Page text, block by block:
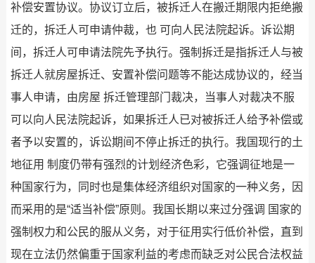
补偿安置协议。协议订立后，被拆迁人在搬迁期限内拒绝搬
迁的，拆迁人可申请仲裁，也 可向人民法院起诉。诉讼期
间，拆迁人可申请法院先予执行。强制拆迁是指拆迁人与被
拆迁人就房屋拆迁、安置补偿问题等不能达成协议的，经当
事人申请，由房屋 拆迁管理部门裁决，当事人对裁决不服
可以向人民法院起诉，如果拆迁人已对被拆迁人给予补偿或
者予以安置的，诉讼期间不停止拆迁的执行。我国现行的土
地征用 制度仍带有强烈的计划经济色彩，它强调征地是一
种国家行为，同时也是集体经济组织对国家的一种义务，因
而采用的是“适当补偿”原则。我国长期以来过分强调 国家的
强制权力和公民的服从义务，对于征用实行低价补偿，直到
现在立法仍然偏重于国家利益的考虑而缺乏对公民合法权益